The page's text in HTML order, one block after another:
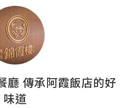
廳 傳承阿霞飯店的好
味道